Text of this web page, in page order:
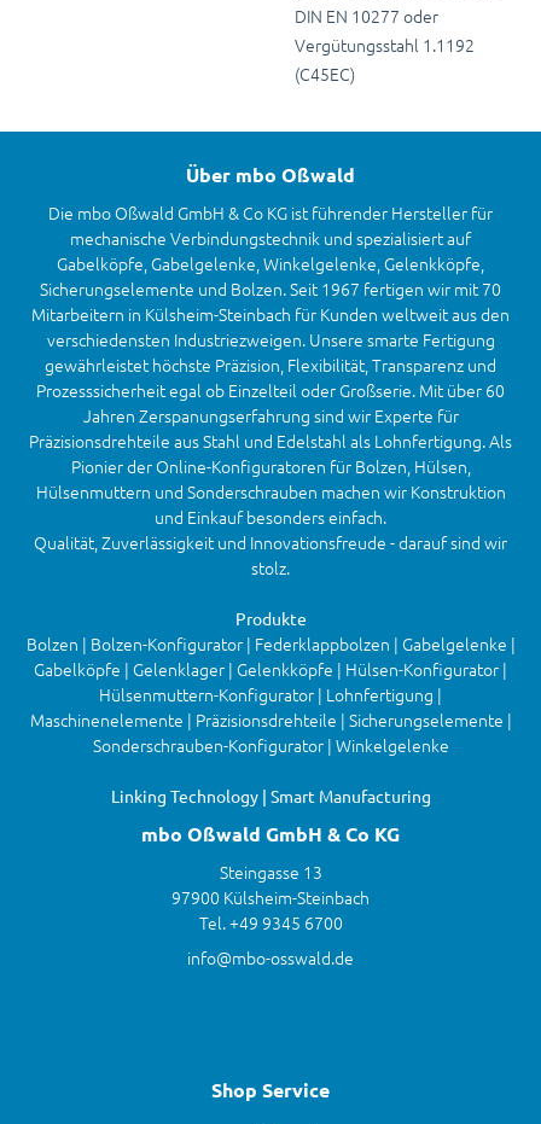
DIN EN 10277 oder
Vergütungsstahl 1.1192
(C45EC)
Über mbo Oßwald
Die mbo Oßwald GmbH & Co KG ist führender Hersteller für
mechanische Verbindungstechnik und spezialisiert auf
Gabelköpfe, Gabelgelenke, Winkelgelenke, Gelenkköpfe,
Sicherungselemente und Bolzen. Seit 1967 fertigen wir mit 70
Mitarbeitern in Külsheim-Steinbach für Kunden weltweit aus den
verschiedensten Industriezweigen. Unsere smarte Fertigung
gewährleistet höchste Präzision, Flexibilität, Transparenz und
Prozesssicherheit egal ob Einzelteil oder Großserie. Mit über 60
Jahren Zerspanungserfahrung sind wir Experte für
Präzisionsdrehteile aus Stahl und Edelstahl als Lohnfertigung. Als
Pionier der Online-Konfiguratoren für Bolzen, Hülsen,
Hülsenmuttern und Sonderschrauben machen wir Konstruktion
und Einkauf besonders einfach.
Qualität, Zuverlässigkeit und Innovationsfreude - darauf sind wir
stolz.
Produkte
Bolzen | Bolzen-Konfigurator | Federklappbolzen | Gabelgelenke |
Gabelköpfe | Gelenklager | Gelenkköpfe | Hülsen-Konfigurator |
Hülsenmuttern-Konfigurator | Lohnfertigung |
Maschinenelemente | Präzisionsdrehteile | Sicherungselemente |
Sonderschrauben-Konfigurator | Winkelgelenke
Linking Technology | Smart Manufacturing
mbo Oßwald GmbH & Co KG
Steingasse 13
97900 Külsheim-Steinbach
Tel. +49 9345 6700
info@mbo-osswald.de
Shop Service